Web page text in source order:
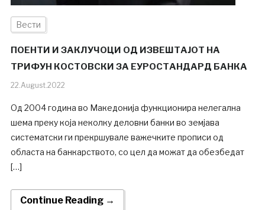
Вести
ПОЕНТИ И ЗАКЛУЧОЦИ ОД ИЗВЕШТАЈОТ НА
ТРИФУН КОСТОВСКИ ЗА ЕУРОСТАНДАРД БАНКА
22.August.2022
Од 2004 година во Македонија функционира нелегална
шема преку која неколку деловни банки во земјава
систематски ги прекршувале важечките прописи од
областа на банкарството, со цел да можат да обезбедат
[…]
Continue Reading →